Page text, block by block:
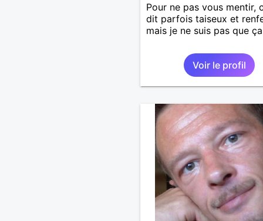
Pour ne pas vous mentir,
dit parfois taiseux et
mais je ne suis pas que
Voir le profil